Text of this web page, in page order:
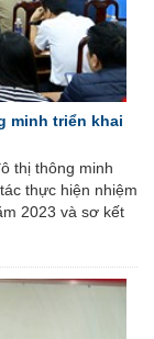
minh triển khai
thị thông minh
thực hiện nhiệm
2023 và sơ kết